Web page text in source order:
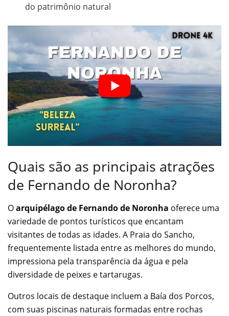
do patrimônio natural
Quais são as principais atrações
de Fernando de Noronha?
Oarquipélago de Fernando de Noronha oferece uma
variedade de pontos turísticos que encantam
visitantes de todas as idades. A Praia do Sancho,
frequentemente listada entre as melhores do mundo,
impressiona pela transparência da água e pela
diversidade de peixes e tartarugas.
Outros locais de destaque incluem a Baía dos Porcos,
com suas piscinas naturais formadas entre rochas